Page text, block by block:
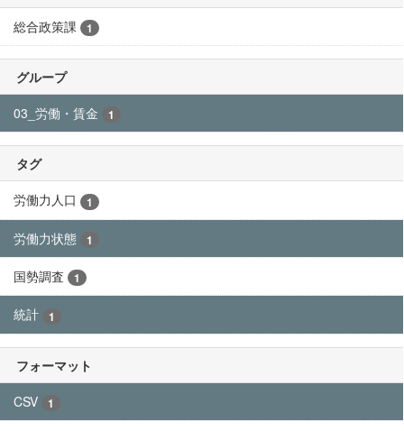
総合政策課
1
グループ
03_労働・賃金
1
タグ
労働力人口
1
労働力状態 1
国勢調査 1
統計 1
フォーマット
CSV
1